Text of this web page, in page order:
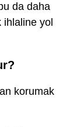
da daha
yol
korumak